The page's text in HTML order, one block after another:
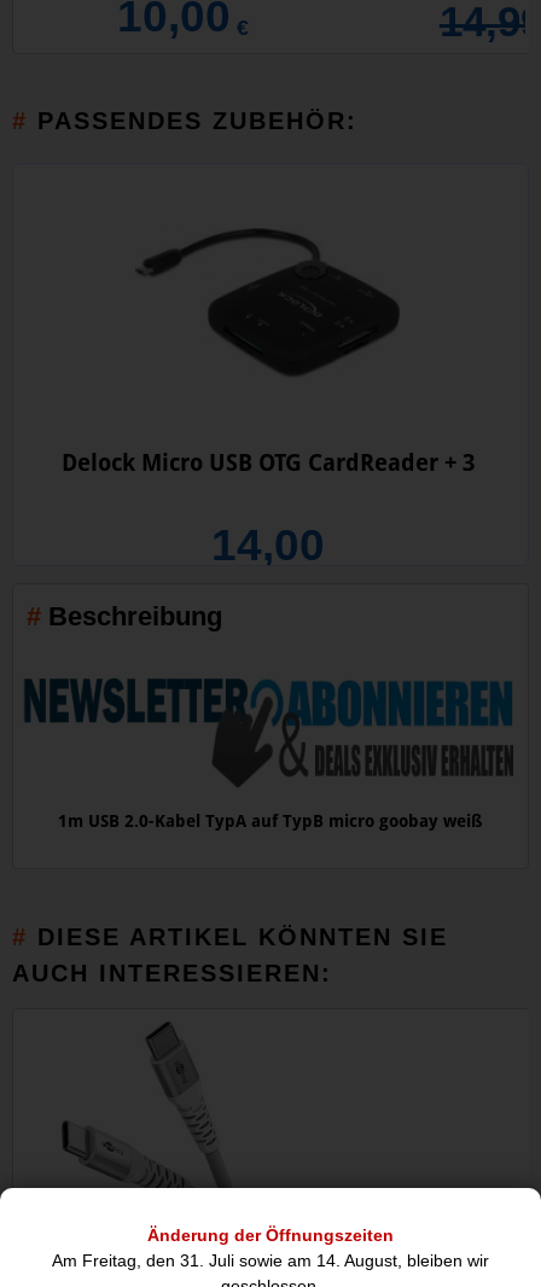
Änderung der Öffnungszeiten
Am Freitag, den 31. Juli sowie am 14. August, bleiben wir
10,00 €
PASSENDES ZUBEHÖR:
Delock Micro USB OTG CardReader + 3
14,00
Beschreibung
1m USB 2.0-Kabel TypA auf TypB micro goobay weiß
DIESE ARTIKEL KÖNNTEN SIE
AUCH INTERESSIEREN: